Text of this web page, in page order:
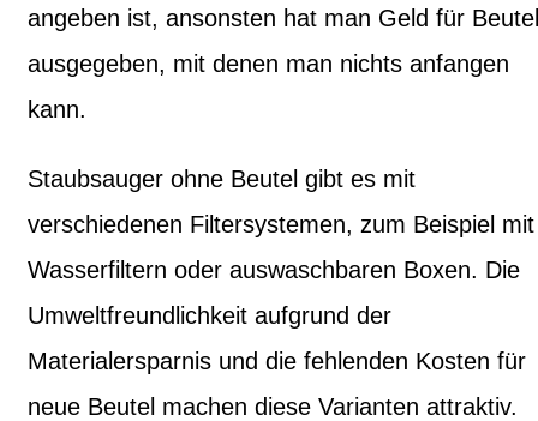
angeben ist, ansonsten hat man Geld für Beutel
ausgegeben, mit denen man nichts anfangen
kann.
Staubsauger ohne Beutel gibt es mit
verschiedenen Filtersystemen, zum Beispiel mit
Wasserfiltern oder auswaschbaren Boxen. Die
Umweltfreundlichkeit aufgrund der
Materialersparnis und die fehlenden Kosten für
neue Beutel machen diese Varianten attraktiv.